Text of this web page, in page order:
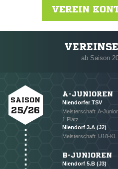
VEREIN
Nachricht an
ab Saison
SAISON
25/26
A-JUNIOREN
Niendorfer TSV
Meisterschaft: A-
1.Platz
Niendorf 3.A (J2)
Meisterschaft: U18-KL
B-JUNIOREN
Niendorf 5.B (J3)